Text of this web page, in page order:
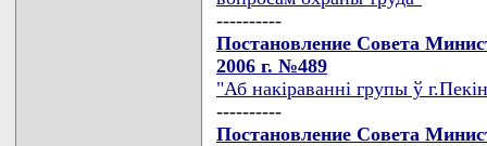
----------
Постановление Совета
2006 г. №489
"Аб накiраваннi групы ў
----------
Постановление Совета